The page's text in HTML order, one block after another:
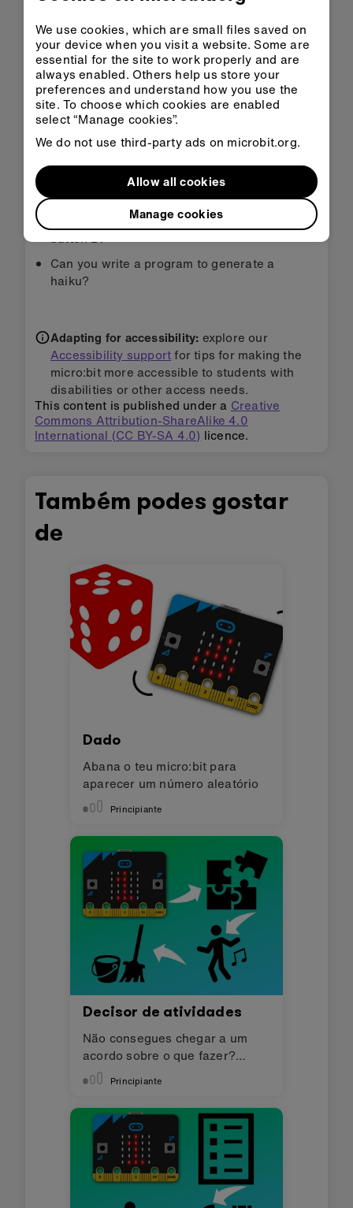
Passo 3: Melhora-o
adverbs to the program.
Find a way to generate more lines for your
poem using other inputs such as button A or
button B.
Can you write a program to generate a
haiku?
Adapting for accessibility: explore our
Accessibility supportfor tips for making the
micro:bit more accessible to students with
disabilities or other access needs.
This content is published under a Creative
Commons Attribution-ShareAlike 4.0
International (CC BY-SA 4.0) licence.
Também podes gostar
de
Dado
Abana o teu micro:bit para
aparecer um número aleatório
Principiante
Decisor de atividades
Não consegues chegar a um
acordo sobre o que fazer?
Deixa que o teu micro:bit
decida!
Principiante
We use cookies, which are small files saved on
your device when you visit a website. Some are
essential for the site to work properly and are
always enabled. Others help us store your
preferences and understand how you use the
site. To choose which cookies are enabled
select “Manage cookies”.
We do not use third-party ads on microbit.org.
Manage cookies
Allow all cookies